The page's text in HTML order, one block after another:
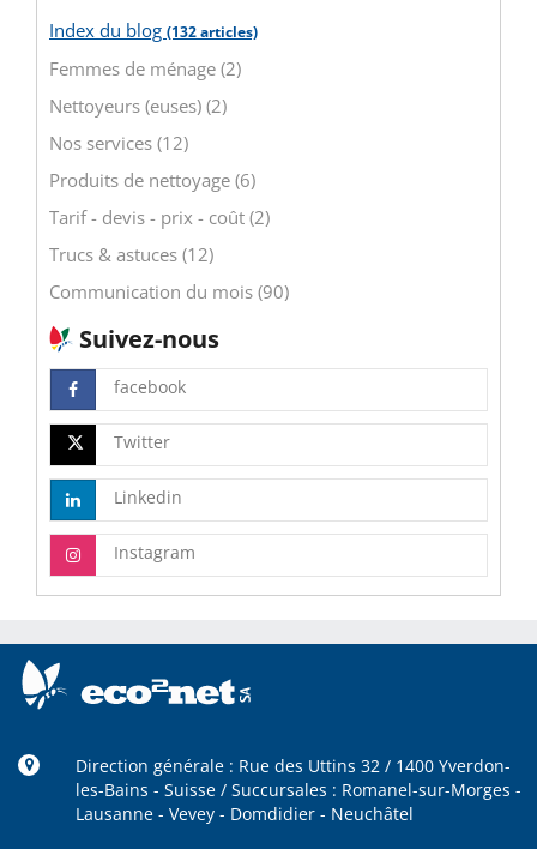
Index du blog (132 articles)
Femmes de ménage (2)
Nettoyeurs (euses) (2)
Nos services (12)
Produits de nettoyage (6)
Tarif - devis - prix - coût (2)
Trucs & astuces (12)
Communication du mois (90)
Suivez-nous
facebook
Twitter
Linkedin
Instagram
Direction générale : Rue des Uttins 32 / 1400 Yverdon-
les-Bains - Suisse / Succursales : Romanel-sur-Morges -
Lausanne - Vevey - Domdidier - Neuchâtel